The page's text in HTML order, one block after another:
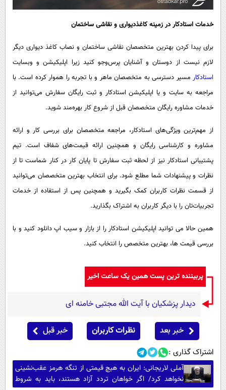
خدمات استادکار در زمینه کاغذدیواری و نقاشی ساختمان
برای پیدا کردن بهترین متخصصان نقاشی ساختمان و نصاب کاغذ دیواری دیگر
لازم نیست از دوستان و آشنایان پرس‌وجو کنید زیرا اپلیکیشن و وبسایت
استادکار مسیر دسترسی به متخصصان ماهر و با تجربه را هموار کرده است. با
مراجعه به سایت و یا اپلیکیشن استادکار و ثبت رایگان سفارش می‌توانید از
خدمات مشاوره رایگان متخصصان قبل از شروع کار بهره‌مند شوید.
از مهم‌ترین ویژگی‌های استادکار، مراجعه متخصصان برای بررسی کار و ارائه
مشاوره و کارشناسی رایگان و همچنین ارائه قیمت‌های شفاف است. تیم
پشتیبانی استادکار نیز از لحظه ثبت سفارش تا پایان کار در کنار شماست تا از
نظرات و پیشنهادات شما مطلع شود. برای انتخاب بهترین متخصصان می‌توانید
از قسمت نظرات کاربران کمک بگیرید و همچنین پس از استفاده از خدمات
تجربیات‌تان را با دیگر کاربران به اشتراک بگذارید.
همین حالا می توانید اپلیکیشن استادکار را از بازار و سیب اپ دانلود کنید و با
بررسی قیمت ها، بهترین متخصص را انتخاب کنید.
پربیننده ترین پست همین یک ساعت اخیر
دیدار پزشکیان با آیت الله مجتبی خامنه ای
خبر بعد نظرات کاربران خبر قبل
اشتراک گذاری :
آملی‌ لاریجانی: ایران به هیچ قیمتی از تنگه هرمز عقب‌نشینی
نخواهد کرد/ اگر خواهان تردد آزاد هستند، باید به شروط